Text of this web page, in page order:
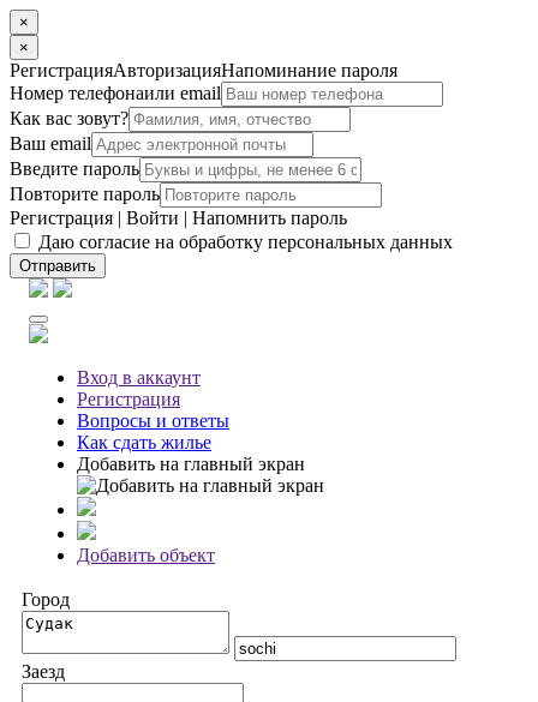
×
×
РегистрацияАвторизацияНапоминание пароля
Номер телефонаили email
Как вас зовут?
Ваш email
Введите пароль
Повторите пароль
Регистрация | Войти | Напомнить пароль
Даю согласие на обработку персональных данных
Отправить
Вход в аккаунт
Регистрация
Вопросы и ответы
Как сдать жилье
Добавить на главный экран
Добавить объект
Город
Заезд